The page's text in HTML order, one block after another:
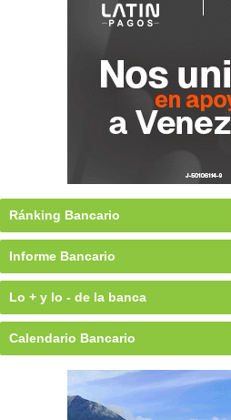
Ránking Bancario
Informe Bancario
Lo + y lo - de la banca
Calendario Bancario